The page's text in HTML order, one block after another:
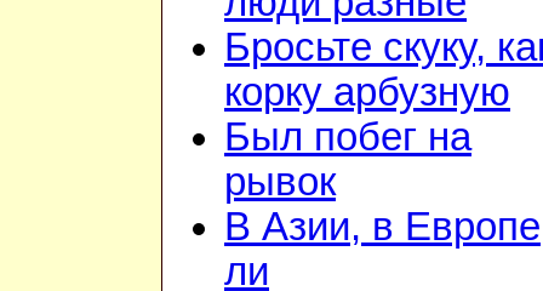
Бросьте скуку,
корку арбузную
Был побег на
рывок
В Азии, в Европе
ли